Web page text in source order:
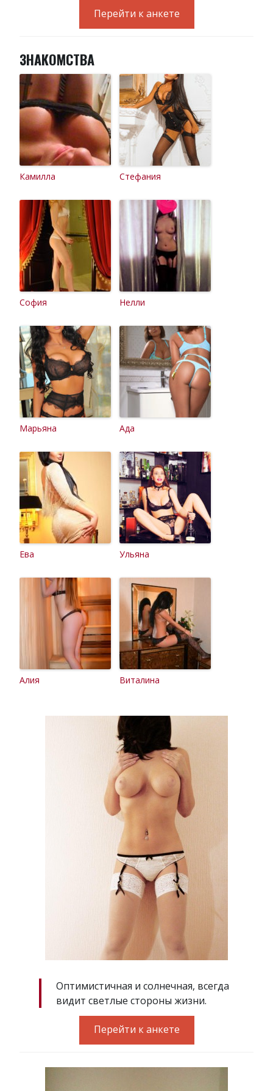
Перейти к анкете
ЗНАКОМСТВА
Камилла Стефания
София Нелли
Марьяна Ада
Ева Ульяна
Алия Виталина
Оптимистичная и солнечная, всегда
видит светлые стороны жизни.
Перейти к анкете